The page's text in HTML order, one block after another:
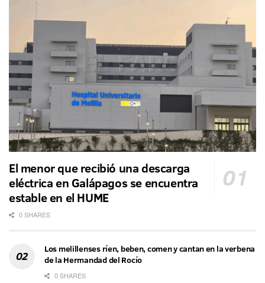
El menor que recibió una descarga
eléctrica en Galápagos se encuentra
estable en el HUME
0 SHARES
Los melillenses ríen, beben, comen y cantan en la verbena
de la Hermandad del Rocío
0 SHARES